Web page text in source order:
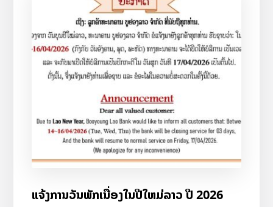
ແຈ້ງການວັນພັກເນື່ອງໃນປີໃຫມ່ລາວ ປີ 2026